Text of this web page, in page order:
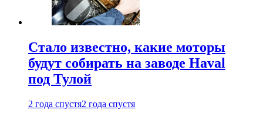
Стало известно, какие моторы
будут собирать на заводе Haval
под Тулой
2 года спустя2 года спустя